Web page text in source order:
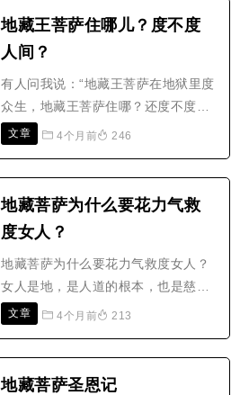
在修行的时候是可以用心的去了解地
大慈大悲地藏王菩萨慈悲护持(三遍)1
香赞：炉香乍热。法界蒙..
地藏王菩萨住哪儿？度不度
人间？
有人问我说：“地藏王菩萨在地狱里度
众生，地藏王菩萨住哪？还度不度人
间？”地藏王菩萨发的愿是地狱不空誓
了，并不是这个意思，这样理解就错
报享尽了，还是要下地狱。他是说把
你的罪业度清净了，你..
文章 4个月前 246
地藏菩萨为什么要花力气救
度女人？
地藏菩萨为什么要花力气救度女人？
女人是地，是人道的根本，也是慈悲
的化身，是与地藏菩萨最有大因缘
经》是佛陀在忉利天专为母亲说的
文章 4个月前 213
地藏菩萨圣恩记